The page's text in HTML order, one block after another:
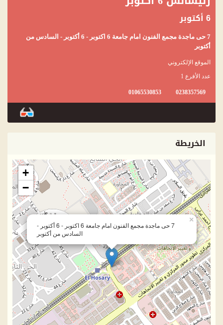
6 أكتوبر
7 حى ماجدة مجمع الفنون امام جامعة 6 اكتوبر - 6 أكتوبر - السادس من
أكتوبر
الموقع الإلكتروني
عدد الأفرع 1
0238357569
01065530853
الخريطة
7 حى ماجدة مجمع الفنون امام جامعة 6 اكتوبر - 6 أكتوبر -
السادس من أكتوبر
×
+
−